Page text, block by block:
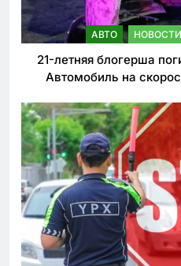
АВТО
21-летняя блогерша
Автомобиль на